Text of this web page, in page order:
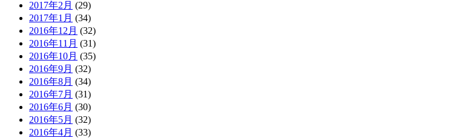
2017年2月 (29)
2017年1月 (34)
2016年12月 (32)
2016年11月 (31)
2016年10月 (35)
2016年9月 (32)
2016年8月 (34)
2016年7月 (31)
2016年6月 (30)
2016年5月 (32)
2016年4月 (33)